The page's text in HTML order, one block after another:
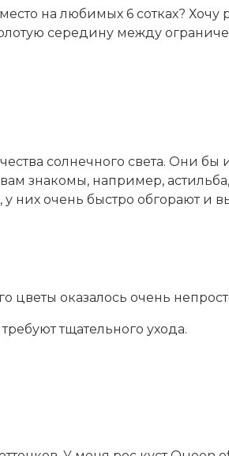
на любимых 6 сотках? Хочу
середину между
солнечного света. Они
знакомы, например,
них очень быстро обгорают и
цветы оказалось очень
тщательного ухода.